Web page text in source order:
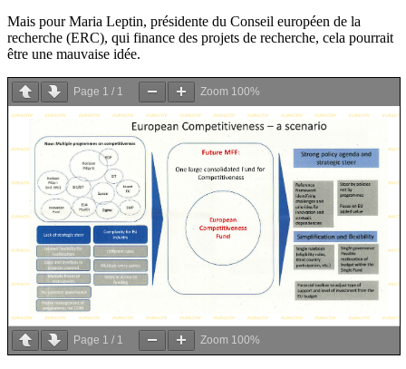
Mais pour Maria Leptin, présidente du Conseil européen de la
recherche (ERC), qui finance des projets de recherche, cela pourrait
être une mauvaise idée.
Page 1 / 1 Zoom 100%
Page 1 / 1 Zoom 100%